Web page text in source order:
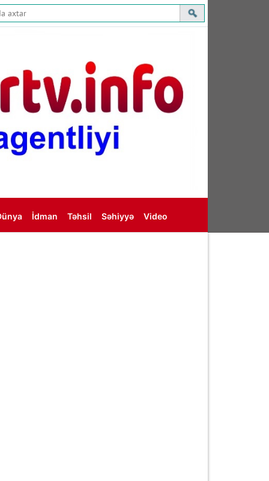
İdman Təhsil Səhiyyə Video